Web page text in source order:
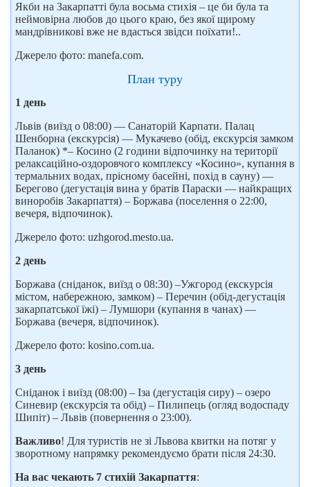
Якби на Закарпатті була восьма стихія – це би була та
неймовірна любов до цього краю, без якої щирому
мандрівникові вже не вдасться звідси поїхати!..
Джерело фото: manefa.com.
План туру
1 день
Львів (виїзд о 08:00) — Санаторій Карпати. Палац
Шенборна (екскурсія) — Мукачево (обід, екскурсія замком
Паланок) *– Косино (2 години відпочинку на території
релаксаційно-оздоровчого комплексу «Косино», купання в
термальних водах, прісному басейні, похід в сауну) —
Берегово (дегустація вина у братів Параски — найкращих
виноробів Закарпаття) – Боржава (поселення о 22:00,
вечеря, відпочинок).
Джерело фото: uzhgorod.mesto.ua.
2 день
Боржава (сніданок, виїзд о 08:30) –Ужгород (екскурсія
містом, набережною, замком) – Перечин (обід-дегустація
закарпатської їжі) – Лумшори (купання в чанах) —
Боржава (вечеря, відпочинок).
Джерело фото: kosino.com.ua.
3 день
Сніданок і виїзд (08:00) – Іза (дегустація сиру) – озеро
Синевир (екскурсія та обід) – Пилипець (огляд водоспаду
Шипіт) – Львів (повернення о 23:00).
Важливо! Для туристів не зі Львова квитки на потяг у
зворотному напрямку рекомендуємо брати після 24:30.
На вас чекають 7 стихій Закарпаття: